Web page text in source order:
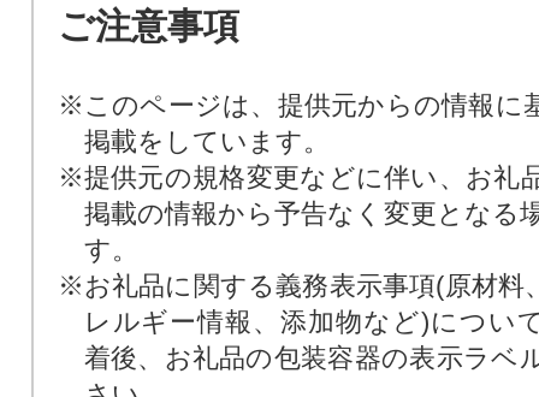
ご注意事項
※このページは、提供元からの情報に
掲載をしています。
※提供元の規格変更などに伴い、お礼
掲載の情報から予告なく変更となる
す。
※お礼品に関する義務表示事項(原材料
レルギー情報、添加物など)につい
着後、お礼品の包装容器の表示ラベ